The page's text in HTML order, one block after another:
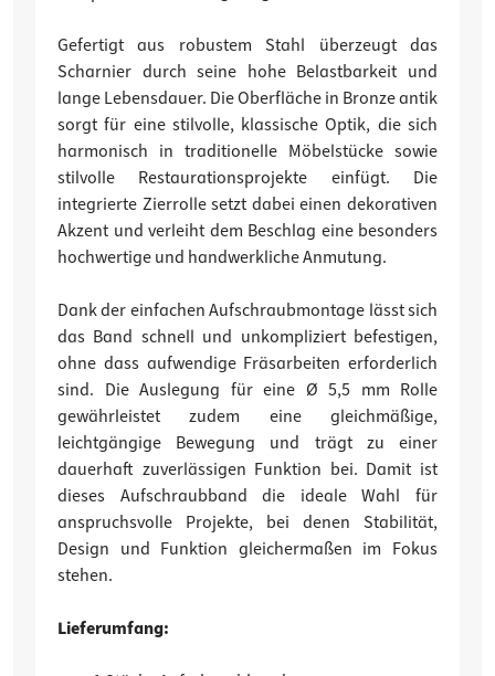
Gefertigt aus robustem Stahl überzeugt das
Scharnier durch seine hohe Belastbarkeit und
lange Lebensdauer. Die Oberfläche in Bronze antik
sorgt für eine stilvolle, klassische Optik, die sich
harmonisch in traditionelle Möbelstücke sowie
stilvolle Restaurationsprojekte einfügt. Die
integrierte Zierrolle setzt dabei einen dekorativen
Akzent und verleiht dem Beschlag eine besonders
hochwertige und handwerkliche Anmutung.
Dank der einfachen Aufschraubmontage lässt sich
das Band schnell und unkompliziert befestigen,
ohne dass aufwendige Fräsarbeiten erforderlich
sind. Die Auslegung für eine Ø 5,5 mm Rolle
gewährleistet zudem eine gleichmäßige,
leichtgängige Bewegung und trägt zu einer
dauerhaft zuverlässigen Funktion bei. Damit ist
dieses Aufschraubband die ideale Wahl für
anspruchsvolle Projekte, bei denen Stabilität,
Design und Funktion gleichermaßen im Fokus
stehen.
Lieferumfang: